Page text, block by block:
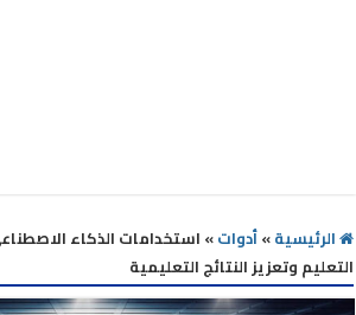
الرئيسية»أدوات» استخدامات الذكاء
التعليم وتعزيز النتائج التعليمية